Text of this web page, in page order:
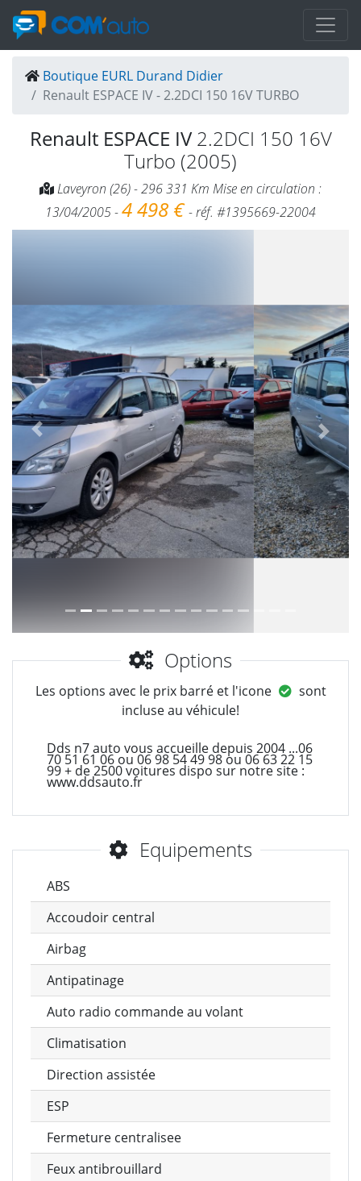
Boutique EURL Durand Didier
Renault ESPACE IV - 2.2DCI 150 16V TURBO
Renault ESPACE IV2.2DCI 150 16V
Turbo (2005)
Laveyron (26) - 296 331 Km Mise en circulation :
13/04/2005 -4 498 €- réf. #1395669-22004
Précèdent
Options
Les options avec le prix barré et l'icone
sont
incluse au véhicule!
Dds n7 auto vous accueille depuis 2004 ...06
70 51 61 06 ou 06 98 54 49 98 ou 06 63 22 15
99 + de 2500 voitures dispo sur notre site :
www.ddsauto.fr
Equipements
ABS
Accoudoir central
Airbag
Antipatinage
Auto radio commande au volant
Climatisation
Direction assistée
ESP
Fermeture centralisee
Feux antibrouillard